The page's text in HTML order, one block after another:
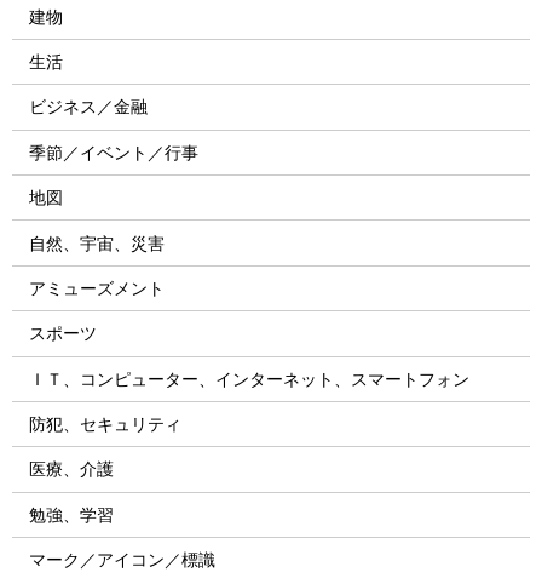
建物
生活
ビジネス／金融
季節／イベント／行事
地図
自然、宇宙、災害
アミューズメント
スポーツ
ＩＴ、コンピューター、インターネット、スマートフォン
防犯、セキュリティ
医療、介護
勉強、学習
マーク／アイコン／標識